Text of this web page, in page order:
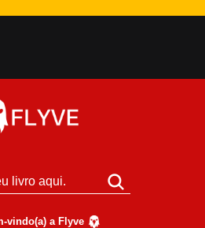
vindo(a) a Flyve